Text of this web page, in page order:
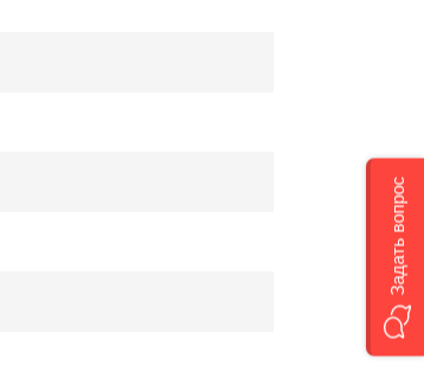
Задать вопрос